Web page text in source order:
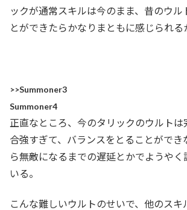
ックが通常スキルは今のまま、昔のウル
とができたらかなりまともに感じられる
>>Summoner3
Summoner4
正直なところ、今のタリックのウルトは
合強すぎて、バランスをとることができ
ら無敵になるまでの遅延とかでようやく
いる。
こんな難しいウルトのせいで、他のス